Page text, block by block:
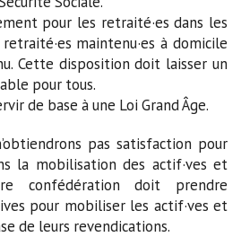
pour les retraité·es dans les
maintenu·es à domicile
Cette disposition doit laisser un
pour tous.
de base à une Loi Grand Âge.
pas satisfaction pour
la mobilisation des actif·ves et
confédération doit prendre
pour mobiliser les actif·ves et
de leurs revendications.